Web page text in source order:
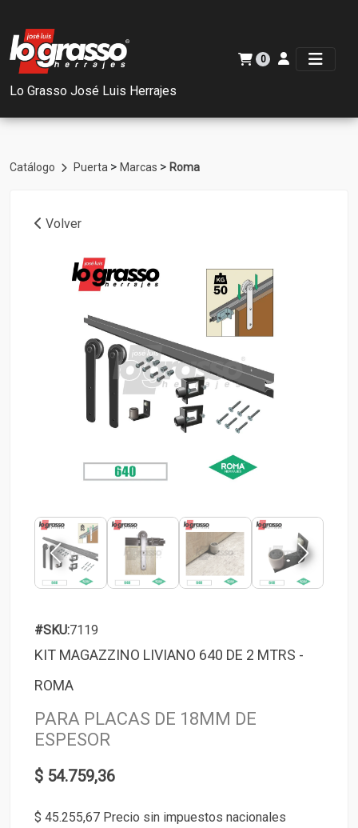
Lo Grasso José Luis Herrajes
0
Catálogo Puerta > Marcas > Roma
Volver
#SKU:7119
KIT MAGAZZINO LIVIANO 640 DE 2 MTRS -
ROMA
PARA PLACAS DE 18MM DE
ESPESOR
$ 54.759,36
$ 45.255,67 Precio sin impuestos nacionales